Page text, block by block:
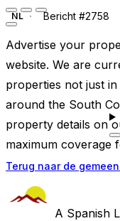
NL Bericht #2758
Advertise your
website. We are
properties not just
around the South
property details on
maximum coverage
Terug naar de
A Spanish